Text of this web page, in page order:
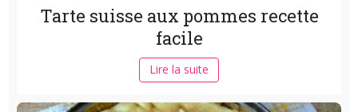
Tarte suisse aux pommes recette
facile
Lire la suite